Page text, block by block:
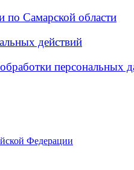
Самарской области
действий
персональных
Федерации